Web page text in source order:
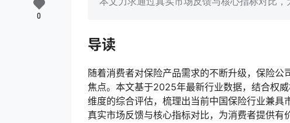
导读
随着消费者对保险产品需求的不断升级，保险
焦点。本文基于2025年最新行业数据，结合权
维度的综合评估，梳理出当前中国保险行业兼
真实市场反馈与核心指标对比，为消费者提供有
0